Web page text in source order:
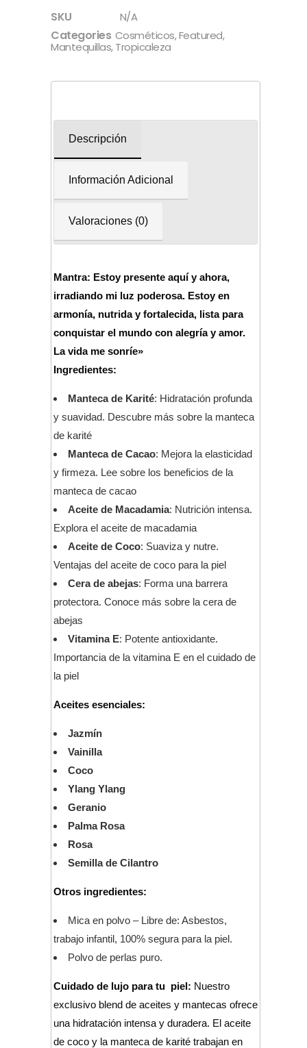
SKU N/A
Categories Cosméticos,Featured,
Mantequillas,Tropicaleza
Descripción
Información Adicional
Valoraciones (0)
Mantra: Estoy presente aquí y ahora,
irradiando mi luz poderosa. Estoy en
armonía, nutrida y fortalecida, lista para
conquistar el mundo con alegría y amor.
La vida me sonríe»
Ingredientes:
Manteca de Karité: Hidratación profunda
y suavidad. Descubre más sobre la manteca
de karité
Manteca de Cacao: Mejora la elasticidad
y firmeza. Lee sobre los beneficios de la
manteca de cacao
Aceite de Macadamia: Nutrición intensa.
Explora el aceite de macadamia
Aceite de Coco: Suaviza y nutre.
Ventajas del aceite de coco para la piel
Cera de abejas: Forma una barrera
protectora. Conoce más sobre la cera de
abejas
Vitamina E: Potente antioxidante.
Importancia de la vitamina E en el cuidado de
la piel
Aceites esenciales:
Jazmín
Vainilla
Coco
Ylang Ylang
Geranio
Palma Rosa
Rosa
Semilla de Cilantro
Otros ingredientes:
Mica en polvo – Libre de: Asbestos,
trabajo infantil, 100% segura para la piel.
Polvo de perlas puro.
Cuidado de lujo para tu piel: Nuestro
exclusivo blend de aceites y mantecas ofrece
una hidratación intensa y duradera. El aceite
de coco y la manteca de karité trabajan en